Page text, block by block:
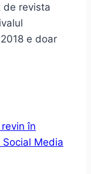
de revista
e doar